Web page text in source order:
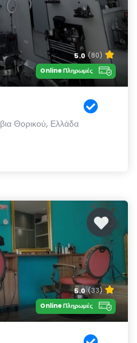
5.0 (80)
Online Πληρωμές
Θορικού, Ελλάδα
5.0 (33)
Online Πληρωμές